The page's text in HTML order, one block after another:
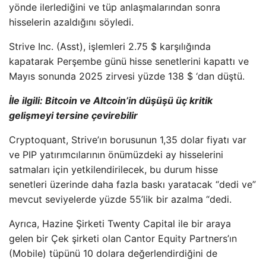
yönde ilerlediğini ve tüp anlaşmalarından sonra
hisselerin azaldığını söyledi.
Strive Inc. (Asst), işlemleri 2.75 $ karşılığında
kapatarak Perşembe günü hisse senetlerini kapattı ve
Mayıs sonunda 2025 zirvesi yüzde 138 $ ‘dan düştü.
İle ilgili: Bitcoin ve Altcoin’in düşüşü üç kritik
gelişmeyi tersine çevirebilir
Cryptoquant, Strive’ın borusunun 1,35 dolar fiyatı var
ve PIP yatırımcılarının önümüzdeki ay hisselerini
satmaları için yetkilendirilecek, bu durum hisse
senetleri üzerinde daha fazla baskı yaratacak “dedi ve”
mevcut seviyelerde yüzde 55’lik bir azalma “dedi.
Ayrıca, Hazine Şirketi Twenty Capital ile bir araya
gelen bir Çek şirketi olan Cantor Equity Partners’ın
(Mobile) tüpünü 10 dolara değerlendirdiğini de